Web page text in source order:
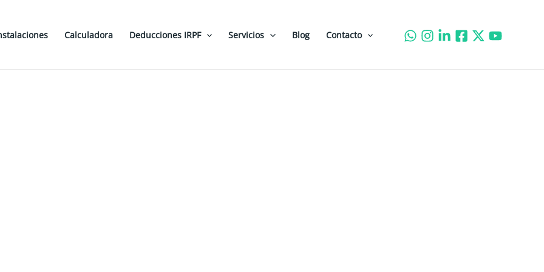
Calculadora Deducciones IRPF Servicios Blog Contacto